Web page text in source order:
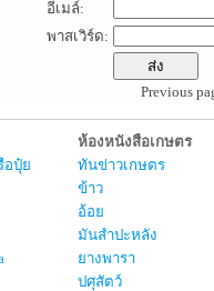
อีเมล์:
พาสเวิร์ด:
Previous
อปุ๋ย
ห้องหนังสือเกษตร
ทันข่าวเกษตร
ข้าว
อ้อย
มันสำปะหลัง
ยางพารา
ปศุสัตว์